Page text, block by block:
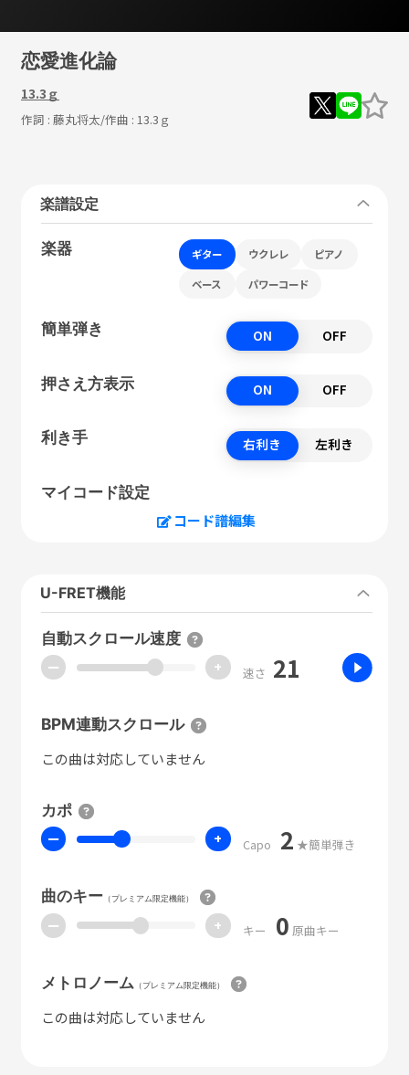
恋愛進化論
13.3ｇ
作詞 : 藤丸将太/作曲 : 13.3ｇ
楽譜設定
楽器 ギター ウクレレ ピアノ
ベース パワーコード
簡単弾き ON OFF
押さえ方表示 ON OFF
利き手 右利き 左利き
マイコード設定
コード譜編集
U-FRET機能
自動スクロール速度
ー + 速さ 21
BPM連動スクロール
この曲は対応していません
カポ
ー + Capo 2 ★簡単弾き
曲のキー（プレミアム限定機能）
ー + キー 0 原曲キー
メトロノーム （プレミアム限定機能）
この曲は対応していません